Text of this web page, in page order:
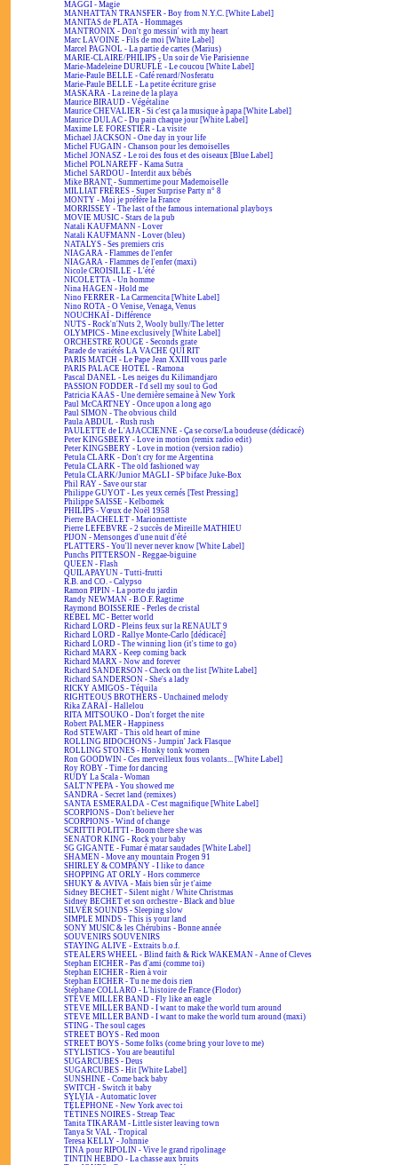
MAGGI - Magie
MANHATTAN TRANSFER - Boy from N.Y.C. [White Label]
MANITAS de PLATA - Hommages
MANTRONIX - Don't go messin' with my heart
Marc LAVOINE - Fils de moi [White Label]
Marcel PAGNOL - La partie de cartes (Marius)
MARIE-CLAIRE/PHILIPS - Un soir de Vie Parisienne
Marie-Madeleine DURUFLÉ - Le coucou [White Label]
Marie-Paule BELLE - Café renard/Nosferatu
Marie-Paule BELLE - La petite écriture grise
MASKARA - La reine de la playa
Maurice BIRAUD - Végétaline
Maurice CHEVALIER - Si c'est ça la musique à papa [White Label]
Maurice DULAC - Du pain chaque jour [White Label]
Maxime LE FORESTIER - La visite
Michael JACKSON - One day in your life
Michel FUGAIN - Chanson pour les demoiselles
Michel JONASZ - Le roi des fous et des oiseaux [Blue Label]
Michel POLNAREFF - Kama Sutra
Michel SARDOU - Interdit aux bébés
Mike BRANT - Summertime pour Mademoiselle
MILLIAT FRÈRES - Super Surprise Party n° 8
MONTY - Moi je préfère la France
MORRISSEY - The last of the famous international playboys
MOVIE MUSIC - Stars de la pub
Natali KAUFMANN - Lover
Natali KAUFMANN - Lover (bleu)
NATALYS - Ses premiers cris
NIAGARA - Flammes de l'enfer
NIAGARA - Flammes de l'enfer (maxi)
Nicole CROISILLE - L'été
NICOLETTA - Un homme
Nina HAGEN - Hold me
Nino FERRER - La Carmencita [White Label]
Nino ROTA - O Venise, Venaga, Venus
NOUCHKAÏ - Différence
NUTS - Rock'n'Nuts 2, Wooly bully/The letter
OLYMPICS - Mine exclusively [White Label]
ORCHESTRE ROUGE - Seconds grate
Parade de variétés LA VACHE QUI RIT
PARIS MATCH - Le Pape Jean XXIII vous parle
PARIS PALACE HOTEL - Ramona
Pascal DANEL - Les neiges du Kilimandjaro
PASSION FODDER - I'd sell my soul to God
Patricia KAAS - Une dernière semaine à New York
Paul McCARTNEY - Once upon a long ago
Paul SIMON - The obvious child
Paula ABDUL - Rush rush
PAULETTE de L'AJACCIENNE - Ça se corse/La boudeuse (dédicacé)
Peter KINGSBERY - Love in motion (remix radio edit)
Peter KINGSBERY - Love in motion (version radio)
Petula CLARK - Don't cry for me Argentina
Petula CLARK - The old fashioned way
Petula CLARK/Junior MAGLI - SP biface Juke-Box
Phil RAY - Save our star
Philippe GUYOT - Les yeux cernés [Test Pressing]
Philippe SAISSE - Kelbomek
PHILIPS - Vœux de Noël 1958
Pierre BACHELET - Marionnettiste
Pierre LEFEBVRE - 2 succès de Mireille MATHIEU
PIJON - Mensonges d'une nuit d'été
PLATTERS - You'll never never know [White Label]
Punchs PITTERSON - Reggae-biguine
QUEEN - Flash
QUILAPAYUN - Tutti-frutti
R.B. and CO. - Calypso
Ramon PIPIN - La porte du jardin
Randy NEWMAN - B.O.F. Ragtime
Raymond BOISSERIE - Perles de cristal
REBEL MC - Better world
Richard LORD - Pleins feux sur la RENAULT 9
Richard LORD - Rallye Monte-Carlo [dédicacé]
Richard LORD - The winning lion (it's time to go)
Richard MARX - Keep coming back
Richard MARX - Now and forever
Richard SANDERSON - Check on the list [White Label]
Richard SANDERSON - She's a lady
RICKY AMIGOS - Téquila
RIGHTEOUS BROTHERS - Unchained melody
Rika ZARAÏ - Hallelou
RITA MITSOUKO - Don't forget the nite
Robert PALMER - Happiness
Rod STEWART - This old heart of mine
ROLLING BIDOCHONS - Jumpin' Jack Flasque
ROLLING STONES - Honky tonk women
Ron GOODWIN - Ces merveilleux fous volants... [White Label]
Roy ROBY - Time for dancing
RUDY La Scala - Woman
SALT'N'PEPA - You showed me
SANDRA - Secret land (remixes)
SANTA ESMERALDA - C'est magnifique [White Label]
SCORPIONS - Don't believe her
SCORPIONS - Wind of change
SCRITTI POLITTI - Boom there she was
SENATOR KING - Rock your baby
SG GIGANTE - Fumar é matar saudades [White Label]
SHAMEN - Move any mountain Progen 91
SHIRLEY & COMPANY - I like to dance
SHOPPING AT ORLY - Hors commerce
SHUKY & AVIVA - Mais bien sûr je t'aime
Sidney BECHET - Silent night / White Christmas
Sidney BECHET et son orchestre - Black and blue
SILVER SOUNDS - Sleeping slow
SIMPLE MINDS - This is your land
SONY MUSIC & les Chérubins - Bonne année
SOUVENIRS SOUVENIRS
STAYING ALIVE - Extraits b.o.f.
STEALERS WHEEL - Blind faith & Rick WAKEMAN - Anne of Cleves
Stephan EICHER - Pas d'ami (comme toi)
Stephan EICHER - Rien à voir
Stephan EICHER - Tu ne me dois rien
Stéphane COLLARO - L'histoire de France (Flodor)
STEVE MILLER BAND - Fly like an eagle
STEVE MILLER BAND - I want to make the world turn around
STEVE MILLER BAND - I want to make the world turn around (maxi)
STING - The soul cages
STREET BOYS - Red moon
STREET BOYS - Some folks (come bring your love to me)
STYLISTICS - You are beautiful
SUGARCUBES - Deus
SUGARCUBES - Hit [White Label]
SUNSHINE - Come back baby
SWITCH - Switch it baby
SYLVIA - Automatic lover
TÉLÉPHONE - New York avec toi
TÉTINES NOIRES - Streap Teac
Tanita TIKARAM - Little sister leaving town
Tanya St VAL - Tropical
Teresa KELLY - Johnnie
TINA pour RIPOLIN - Vive le grand ripolinage
TINTIN HEBDO - La chasse aux bruits